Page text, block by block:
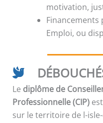
motivation,
Financements
Emploi, ou
Le diplôme de
Professionnelle (CIP)
sur le territoire de l-